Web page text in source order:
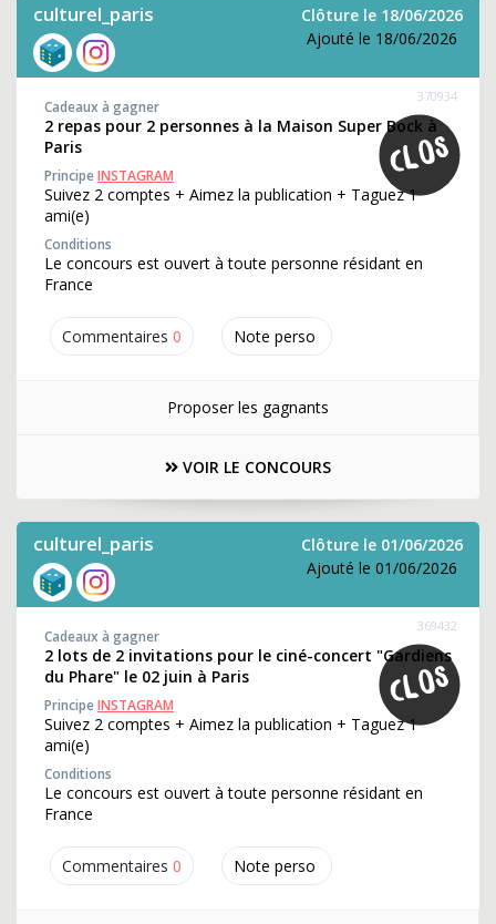
culturel_paris
Clôture le 18/06/2026
Ajouté le 18/06/2026
Commentaires 0 Note perso
370934
Cadeaux à gagner
2 repas pour 2 personnes à la Maison Super Bock à
Paris
PrincipeINSTAGRAM
Suivez 2 comptes + Aimez la publication + Taguez 1
ami(e)
Conditions
Le concours est ouvert à toute personne résidant en
France
Proposer les gagnants
VOIR LE CONCOURS
culturel_paris
Clôture le 01/06/2026
Ajouté le 01/06/2026
Commentaires 0 Note perso
369432
Cadeaux à gagner
2 lots de 2 invitations pour le ciné-concert "Gardiens
du Phare" le 02 juin à Paris
PrincipeINSTAGRAM
Suivez 2 comptes + Aimez la publication + Taguez 1
ami(e)
Conditions
Le concours est ouvert à toute personne résidant en
France